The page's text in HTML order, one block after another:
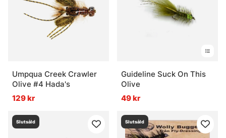
Umpqua Creek Crawler
Olive #4 Hada's
129 kr
Guideline Suck On This
Olive
49 kr
Slutsåld Slutsåld